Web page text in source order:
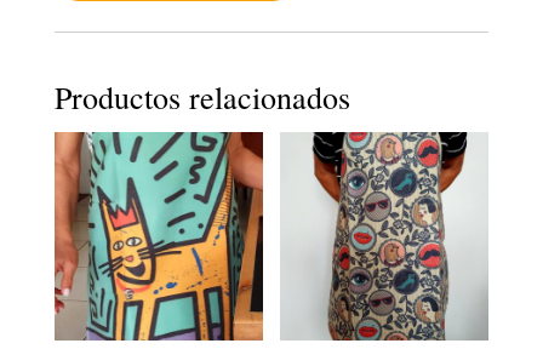
Productos relacionados